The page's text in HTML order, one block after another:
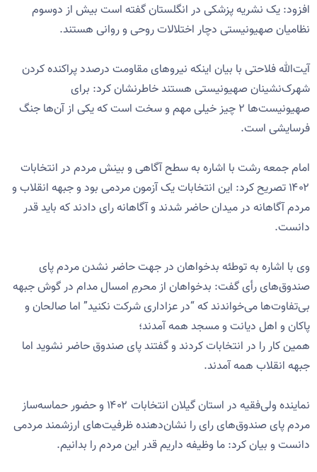
افزود: یک نشریه پزشکی در انگلستان گفته است بیش از دوسوم
نظامیان صهیونیستی دچار اختلالات روحی و روانی هستند.
آیت‌الله فلاحتی با بیان اینکه نیروهای مقاومت درصدد پراکنده کردن
شهرک‌نشینان صهیونیستی هستند خاطرنشان کرد: برای
صهیونیست‌ها ۲ چیز خیلی مهم و سخت است که یکی از آن‌ها جنگ
فرسایشی است.
امام جمعه رشت با اشاره به ‌سطح آگاهی و بینش مردم در انتخابات
۱۴۰۲ تصریح کرد: این انتخابات یک آزمون مردمی بود و جبهه انقلاب و
مردم آگاهانه در میدان حاضر شدند و آگاهانه رای دادند که باید قدر
دانست.
وی با اشاره به توطئه بدخواهان در جهت حاضر نشدن مردم پای
صندوق‌های رأی گفت: بدخواهان از محرمِ امسال مدام در گوش جبهه
بی‌تفاوت‌ها می‌خواندند که “در عزاداری شرکت نکنید” اما صالحان و
پاکان و اهل دیانت و مسجد همه آمدند؛
همین کار را در انتخابات کردند و گفتند پای صندوق حاضر نشوید اما
جبهه انقلاب همه آمدند.
نماینده ولی‌فقیه در استان گیلان انتخابات ۱۴۰۲ و حضور حماسه‌ساز
مردم پای صندوق‌های رای را نشان‌دهنده ظرفیت‌های ارزشمند مردمی
دانست و بیان کرد: ما وظیفه داریم قدر این مردم را بدانیم.